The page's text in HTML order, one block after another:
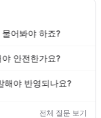
전체 질문 보기